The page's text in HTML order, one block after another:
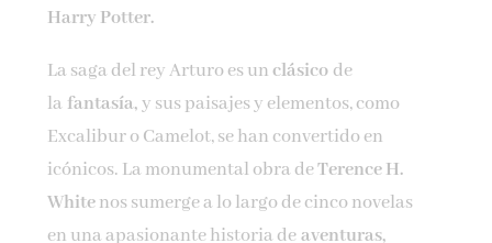
Harry Potter.
La saga del rey Arturo es unclásico de
la fantasía,y sus paisajes y elementos, como
Excalibur o Camelot, se han convertido en
icónicos. La monumental obra deTerence H.
Whitenos sumerge a lo largo de cinco novelas
en una apasionante historia deaventuras,
Por favor, acepta los